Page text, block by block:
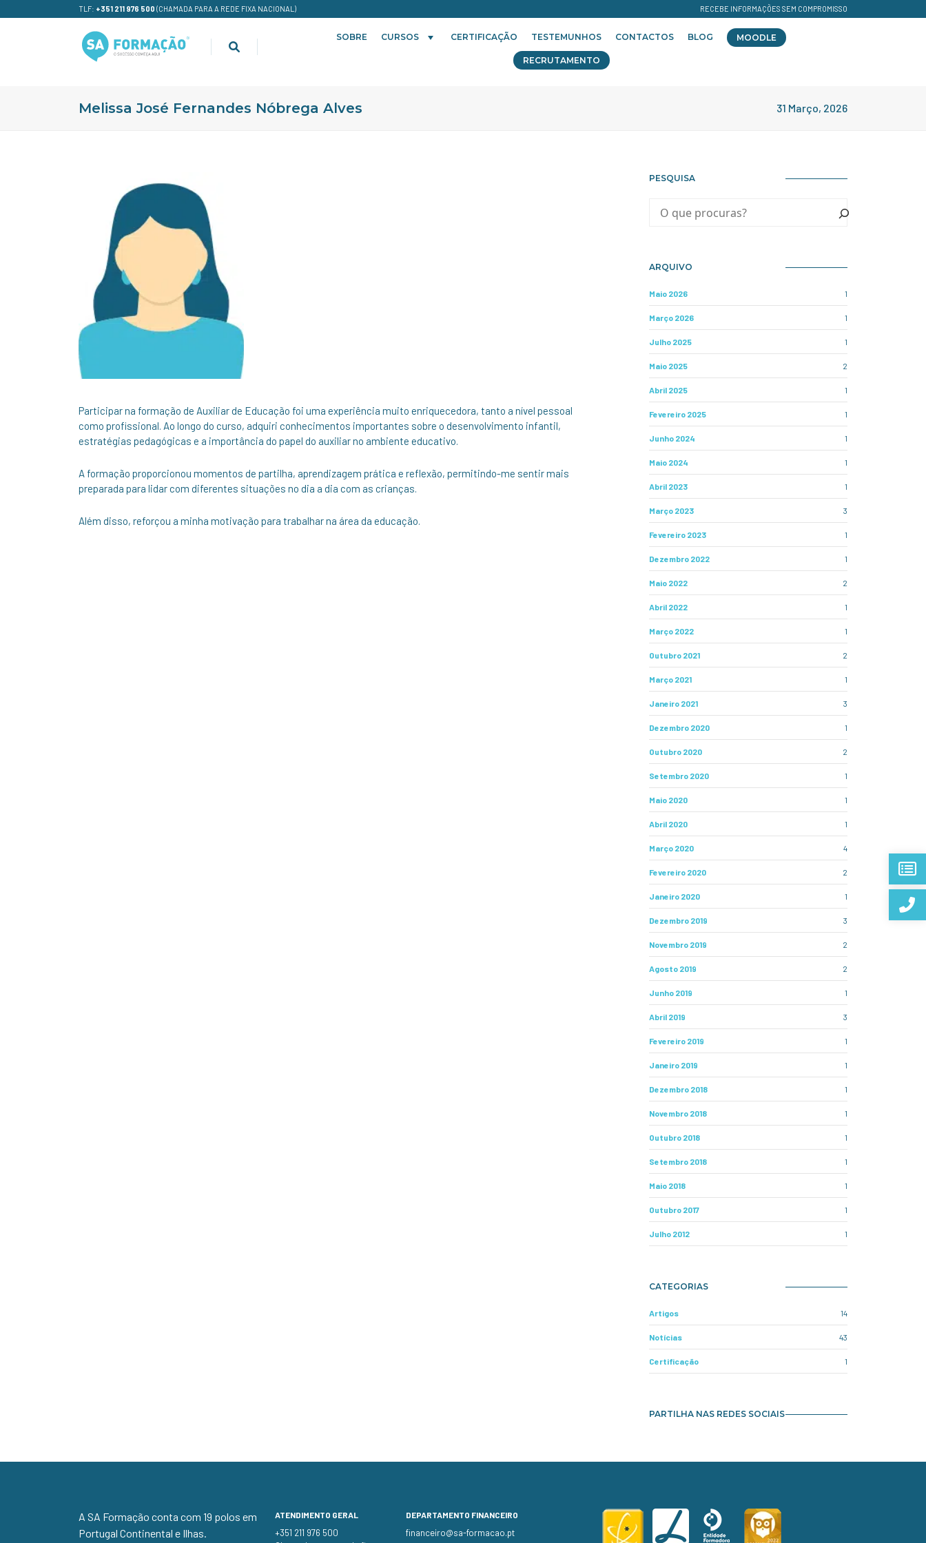
TLF: +351 211 976 500 (CHAMADA PARA A REDE FIXA NACIONAL) RECEBE INFORMAÇÕES SEM COMPROMISSO
SOBRE CURSOS CERTIFICAÇÃO TESTEMUNHOS CONTACTOS BLOG MOODLE
RECRUTAMENTO
Melissa José Fernandes Nóbrega Alves 31 Março, 2026
Participar na formação de Auxiliar de Educação foi uma experiência muito enriquecedora, tanto a nível pessoal
como profissional. Ao longo do curso, adquiri conhecimentos importantes sobre o desenvolvimento infantil,
estratégias pedagógicas e a importância do papel do auxiliar no ambiente educativo.
A formação proporcionou momentos de partilha, aprendizagem prática e reflexão, permitindo-me sentir mais
preparada para lidar com diferentes situações no dia a dia com as crianças.
Além disso, reforçou a minha motivação para trabalhar na área da educação.
PESQUISA
ARQUIVO
Maio 2026 1
Março 2026 1
Julho 2025 1
Maio 2025 2
Abril 2025 1
Fevereiro 2025 1
Junho 2024 1
Maio 2024 1
Abril 2023 1
Março 2023 3
Fevereiro 2023 1
Dezembro 2022 1
Maio 2022 2
Abril 2022 1
Março 2022 1
Outubro 2021 2
Março 2021 1
Janeiro 2021 3
Dezembro 2020 1
Outubro 2020 2
Setembro 2020 1
Maio 2020 1
Abril 2020 1
Março 2020 4
Fevereiro 2020 2
Janeiro 2020 1
Dezembro 2019 3
Novembro 2019 2
Agosto 2019 2
Junho 2019 1
Abril 2019 3
Fevereiro 2019 1
Janeiro 2019 1
Dezembro 2018 1
Novembro 2018 1
Outubro 2018 1
Setembro 2018 1
Maio 2018 1
Outubro 2017 1
Julho 2012 1
CATEGORIAS
Artigos 14
Notícias 43
Certificação 1
PARTILHA NAS REDES SOCIAIS
A SA Formação conta com 19 polos em
Portugal Continental e Ilhas.
ATENDIMENTO GERAL
+351 211 976 500
DEPARTAMENTO FINANCEIRO
financeiro@sa-formacao.pt